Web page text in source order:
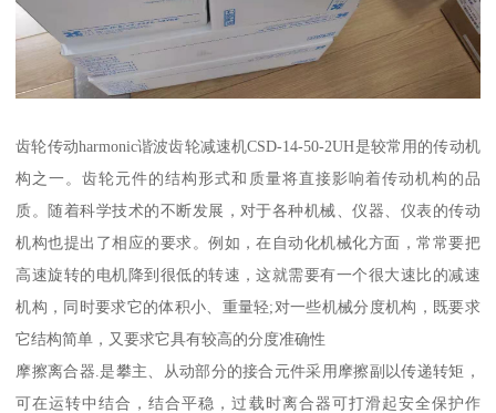
齿轮传动harmonic谐波齿轮减速机CSD-14-50-2UH是较常用的传动机
构之一。齿轮元件的结构形式和质量将直接影响着传动机构的品
质。随着科学技术的不断发展，对于各种机械、仪器、仪表的传动
机构也提出了相应的要求。例如，在自动化机械化方面，常常要把
高速旋转的电机降到很低的转速，这就需要有一个很大速比的减速
机构，同时要求它的体积小、重量轻;对一些机械分度机构，既要求
它结构简单，又要求它具有较高的分度准确性
摩擦离合器.是攀主、从动部分的接合元件采用摩擦副以传递转矩，
可在运转中结合，结合平稳，过载时离合器可打滑起安全保护作